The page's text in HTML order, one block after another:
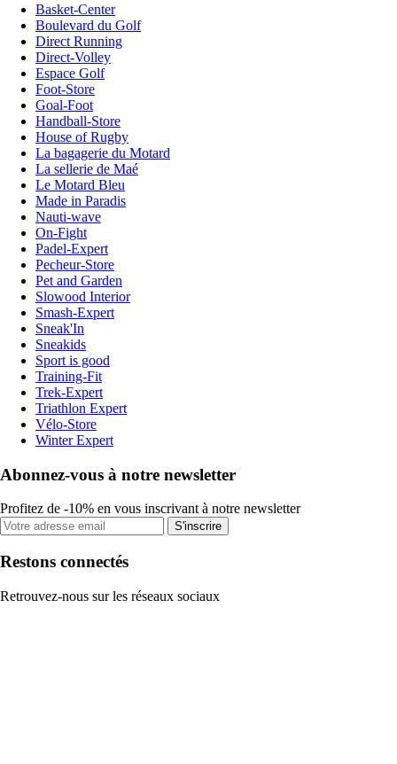
Basket-Center
Boulevard du Golf
Direct Running
Direct-Volley
Espace Golf
Foot-Store
Goal-Foot
Handball-Store
House of Rugby
La bagagerie du Motard
La sellerie de Maé
Le Motard Bleu
Made in Paradis
Nauti-wave
On-Fight
Padel-Expert
Pecheur-Store
Pet and Garden
Slowood Interior
Smash-Expert
Sneak'In
Sneakids
Sport is good
Training-Fit
Trek-Expert
Triathlon Expert
Vélo-Store
Winter Expert
Abonnez-vous à notre newsletter
Profitez de -10% en vous inscrivant à notre newsletter
S'inscrire
Restons connectés
Retrouvez-nous sur les réseaux sociaux